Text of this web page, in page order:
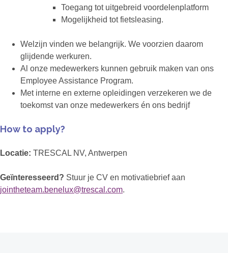
Toegang tot uitgebreid voordelenplatform
Mogelijkheid tot fietsleasing.
Welzijn vinden we belangrijk. We voorzien daarom
glijdende werkuren.
Al onze medewerkers kunnen gebruik maken van ons
Employee Assistance Program.
Met interne en externe opleidingen verzekeren we de
toekomst van onze medewerkers én ons bedrijf
How to apply?
Locatie: TRESCAL NV, Antwerpen
Geïnteresseerd? Stuur je CV en motivatiebrief aan
jointheteam.benelux@trescal.com.